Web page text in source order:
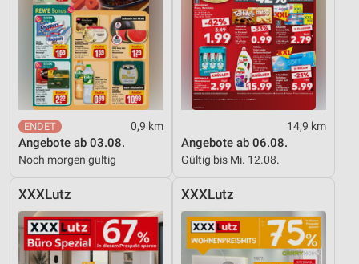
0,9 km
Angebote ab 03.08.
Noch morgen gültig
14,9 km
Angebote ab 06.08.
Gültig bis Mi. 12.08.
XXXLutz XXXLutz